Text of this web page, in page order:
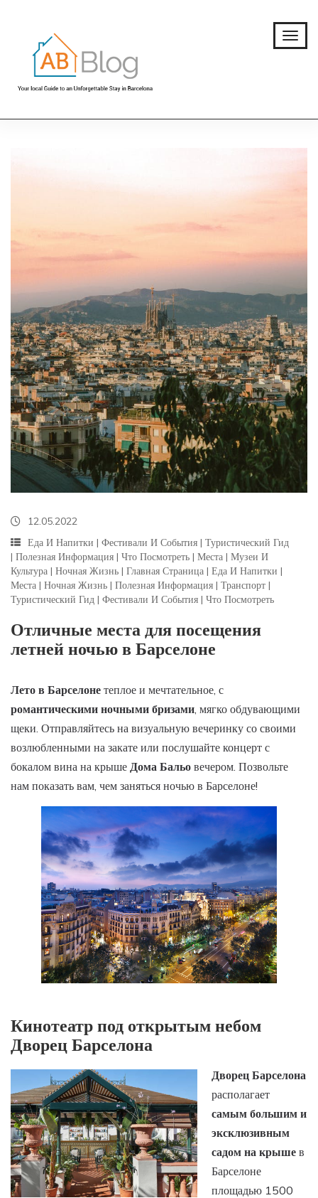
12.05.2022
Еда И Напитки | Фестивали И События | Туристический Гид
| Полезная Информация | Что Посмотреть | Места | Музеи И
Культура | Ночная Жизнь | Главная Страница | Еда И Напитки |
Места | Ночная Жизнь | Полезная Информация | Транспорт |
Туристический Гид | Фестивали И События | Что Посмотреть
Отличные места для посещения
летней ночью в Барселоне
Лето в Барселоне теплое и мечтательное, с
романтическими ночными бризами , мягко обдувающими
щеки. Отправляйтесь на визуальную вечеринку со своими
возлюбленными на закате или послушайте концерт с
бокалом вина на крыше Дома Бальо вечером. Позвольте
нам показать вам, чем заняться ночью в Барселоне!
Кинотеатр под открытым небом
Дворец Барселона
Дворец Барселона
располагает
самым большим и
эксклюзивным
садом на крыше в
Барселоне
площадью 1500